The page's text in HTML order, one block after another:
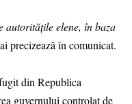
autoritățile elene, în baza
precizează în comunicat.
din Republica
guvernului controlat de